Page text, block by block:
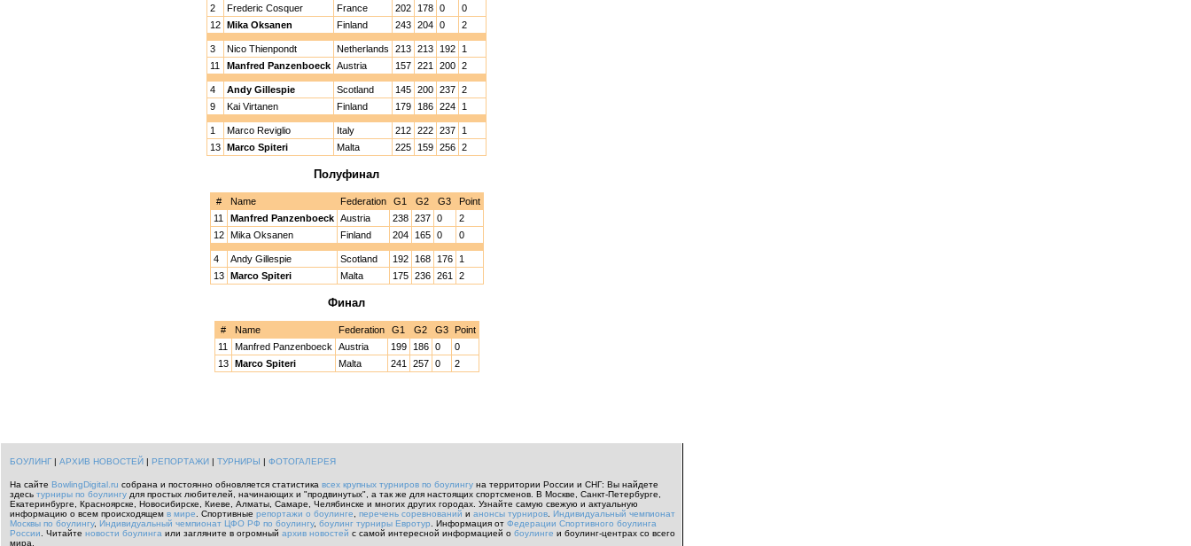
2
Frederic Cosquer France 202 178 0
0
12 Mika Oksanen Finland 243 204 0 2
3 Nico Thienpondt Netherlands 213 213 192
1
11
Manfred Panzenboeck Austria 157 221 200 2
4 Andy Gillespie Scotland 145 200 237 2
9
Kai Virtanen Finland 179 186 224 1
1 Marco Reviglio Italy 212 222 237
1
13 Marco Spiteri Malta 225 159 256 2
Полуфинал
# Name Federation G1 G2 G3
Point
11
Manfred Panzenboeck Austria 238 237 0
2
12
Mika Oksanen Finland 204 165 0 0
4 Andy Gillespie Scotland 192 168 176
1
13
Marco Spiteri Malta 175 236 261 2
Финал
# Name Federation G1 G2 G3
Point
11
Manfred Panzenboeck Austria 199 186 0
0
13
Marco Spiteri Malta 241 257 0 2
БОУЛИНГ| АРХИВ НОВОСТЕЙ | РЕПОРТАЖИ | ТУРНИРЫ | ФОТОГАЛЕРЕЯ
На сайте BowlingDigital.ru собрана и постоянно обновляется статистика всех крупных турниров по боулингу на территории России и СНГ: Вы найдете
здесь турниры по боулингу для простых любителей, начинающих и "продвинутых", а так же для настоящих спортсменов. В Москве, Санкт-Петербурге,
Екатеринбурге, Красноярске, Новосибирске, Киеве, Алматы, Самаре, Челябинске и многих других городах. Узнайте самую свежую и актуальную
информацию о всем происходящем в мире Спортивные репортажи о боулинге перечень соревнований и анонсы турниров Индивидуальный чемпионат
Москвы по боулингу, Индивидуальный чемпионат ЦФО РФ по боулингу, боулинг турниры Евротур . Информация от Федерации Спортивного боулинга
России
Читайте новости боулинга или загляните в огромный архив новостей с самой интересной информацией о боулинге и боулинг-центрах со всего
мира.